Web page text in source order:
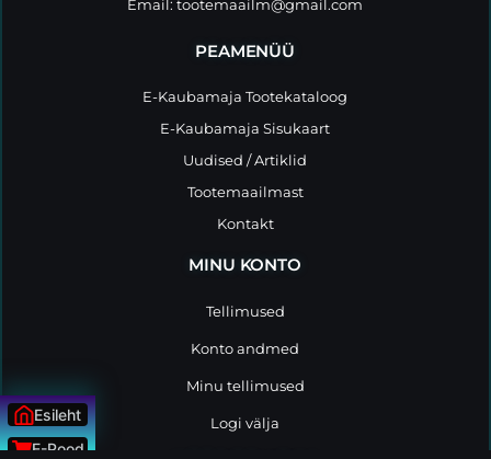
Email:tootemaailm@gmail.com
PEAMENÜÜ
E-Kaubamaja Tootekataloog
E-Kaubamaja Sisukaart
Uudised / Artiklid
Tootemaailmast
Kontakt
MINU KONTO
Tellimused
Konto andmed
Minu tellimused
Logi välja
Esileht
E-Pood